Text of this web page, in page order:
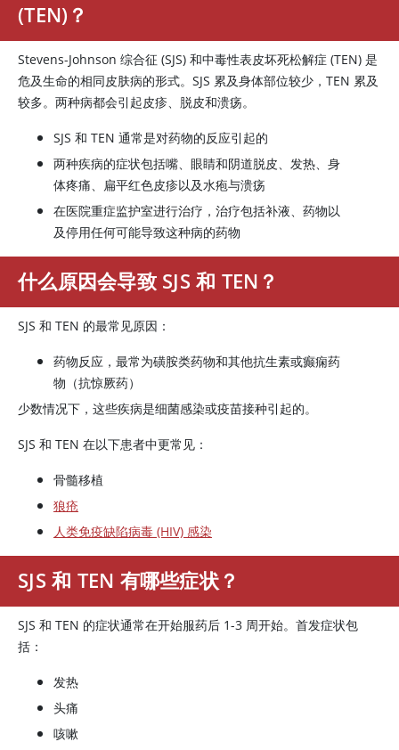
(TEN)？
Stevens-Johnson 综合征 (SJS) 和中毒性表皮坏死松解症 (TEN) 是
危及生命的相同皮肤病的形式。SJS 累及身体部位较少，TEN 累及
较多。两种病都会引起皮疹、脱皮和溃疡。
SJS 和 TEN 通常是对药物的反应引起的
两种疾病的症状包括嘴、眼睛和阴道脱皮、发热、身
体疼痛、扁平红色皮疹以及水疱与溃疡
在医院重症监护室进行治疗，治疗包括补液、药物以
及停用任何可能导致这种病的药物
什么原因会导致 SJS 和 TEN？
SJS 和 TEN 的最常见原因：
药物反应，最常为磺胺类药物和其他抗生素或癫痫药
物（抗惊厥药）
少数情况下，这些疾病是细菌感染或疫苗接种引起的。
SJS 和 TEN 在以下患者中更常见：
骨髓移植
狼疮
人类免疫缺陷病毒 (HIV) 感染
SJS 和 TEN 有哪些症状？
SJS 和 TEN 的症状通常在开始服药后 1-3 周开始。首发症状包
括：
发热
头痛
咳嗽